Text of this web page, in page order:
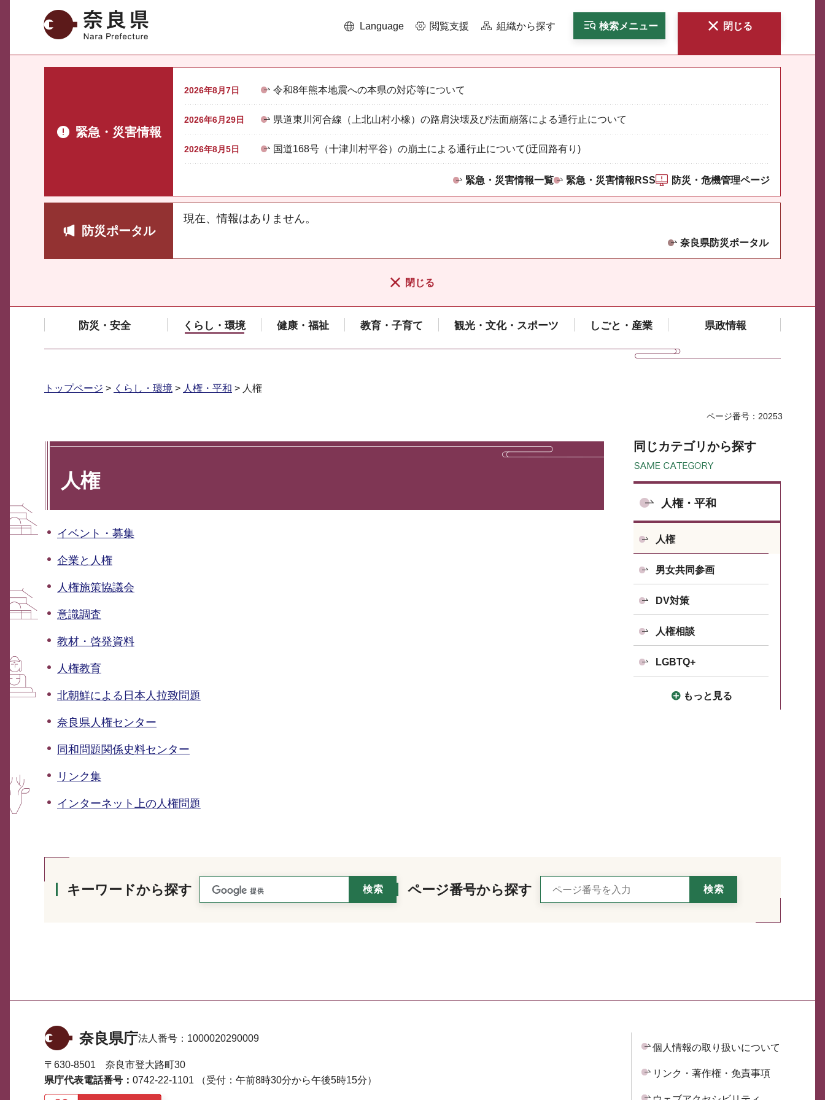
奈良県 Language 閲覧支援 組織から探す 検索メニュー 閉じる
緊急・災害情報
2026年8月7日 令和8年熊本地震への本県の対応等について
2026年6月29日 県道東川河合線（上北山村小橡）の路肩決壊及び法面崩落による通行止について
2026年8月5日 国道168号（十津川村平谷）の崩土による通行止について(迂回路有り)
緊急・災害情報一覧 緊急・災害情報RSS 防災・危機管理ページ
防災ポータル
現在、情報はありません。
奈良県防災ポータル
閉じる
防災・安全 くらし・環境 健康・福祉 教育・子育て 観光・文化・スポーツ しごと・産業 県政情報
トップページ > くらし・環境 > 人権・平和 > 人権
ページ番号：20253
人権
イベント・募集
企業と人権
人権施策協議会
意識調査
教材・啓発資料
人権教育
北朝鮮による日本人拉致問題
奈良県人権センター
同和問題関係史料センター
リンク集
インターネット上の人権問題
同じカテゴリから探す
人権・平和
人権
男女共同参画
DV対策
人権相談
LGBTQ+
もっと見る
キーワードから探す ページ番号から探す
奈良県庁法人番号： 1000020290009
〒630-8501 奈良市登大路町30
県庁代表電話番号： 0742-22-1101 （受付：午前8時30分から午後5時15分）
個人情報の取り扱いについて
リンク・著作権・免責事項